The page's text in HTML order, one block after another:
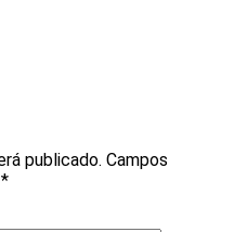
publicado. Campos
*